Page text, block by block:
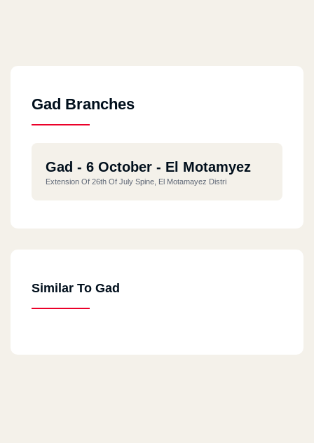
Gad Branches
Gad - 6 October - El Motamyez
Extension Of 26th Of July Spine, El Motamayez Distri
Similar To Gad